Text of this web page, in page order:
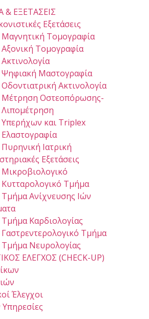
ΕΞΕΤΑΣΕΙΣ
Εξετάσεις
Μαγνητική Τομογραφία
Αξονική Τομογραφία
Ακτινολογία
Ψηφιακή Μαστογραφία
Οδοντιατρική Ακτινολογία
Μέτρηση Οστεοπόρωσης-
Λιπομέτρηση
Υπερήχων και Triplex
Ελαστογραφία
Πυρηνική Ιατρική
Εξετάσεις
Μικροβιολογικό
Κυτταρολογικό Τμήμα
Τμήμα Ανίχνευσης Ιών
Τμήμα Καρδιολογίας
Γαστρεντερολογικό Τμήμα
Τμήμα Νευρολογίας
ΕΛΕΓΧΟΣ (CHECK-UP)
Έλεγχοι
Υπηρεσίες